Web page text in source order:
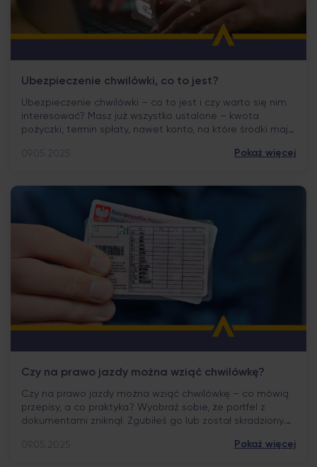
Ubezpieczenie chwilówki, co to jest?
Ubezpieczenie chwilówki – co to jest i czy warto się nim
interesować? Masz już wszystko ustalone – kwota
pożyczki, termin spłaty, nawet konto, na które środki mają
Opcjonalne ubezpieczenie. Czasem domyślnie
09.05.2025 Pokaż więcej
Czy na prawo jazdy można wziąć chwilówkę?
Czy na prawo jazdy można wziąć chwilówkę – co mówią
przepisy, a co praktyka? Wyobraź sobie, że portfel z
dokumentami zniknął. Zgubiłeś go lub został skradziony.
Potrzebujesz pilnie pożyczki i pojawia się pytanie: czy na
09.05.2025 Pokaż więcej